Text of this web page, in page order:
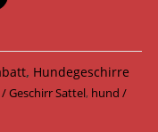
, Hundegeschirre
Geschirr Sattel, hund /